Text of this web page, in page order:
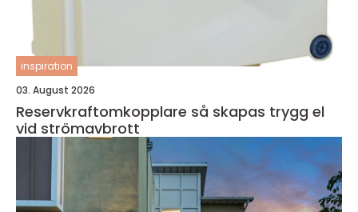
inspiration
03. August 2026
Reservkraftomkopplare så skapas trygg el
vid strömavbrott